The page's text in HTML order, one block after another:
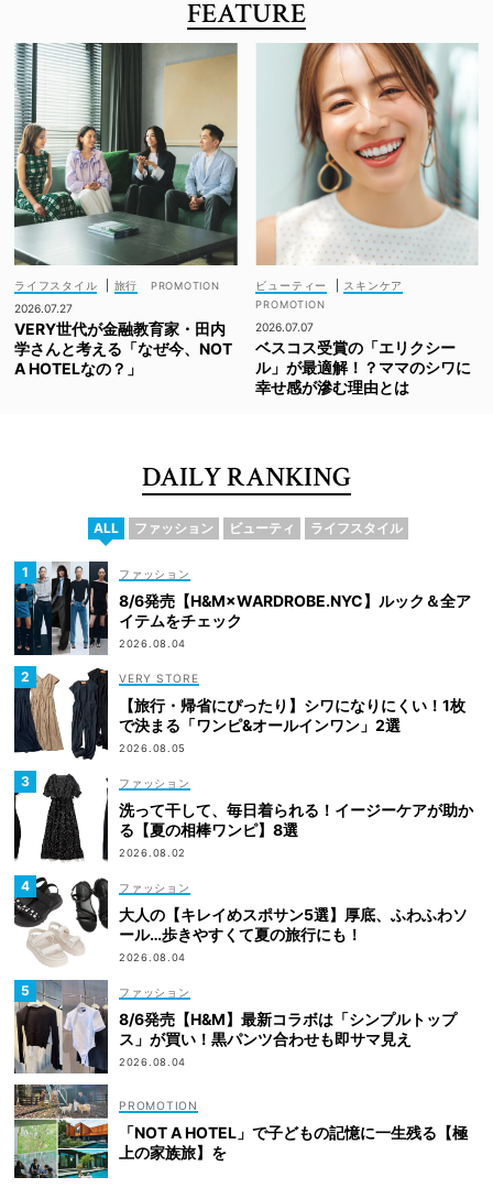
FEATURE
ライフスタイル
旅行
2026.07.27
VERY世代が金融教育家・田内
学さんと考える「なぜ今、NOT
A HOTELなの？」
ビューティー スキンケア
2026.07.07
ベスコス受賞の「エリクシー
ル」が最適解！？ママのシワに
幸せ感が滲む理由とは
DAILY RANKING
ALL ファッション ビューティ ライフスタイル
ファッション
8/6発売【H&M×WARDROBE.NYC】ルック＆全ア
イテムをチェック
2026.08.04
VERY STORE
【旅行・帰省にぴったり】シワになりにくい！1枚
で決まる「ワンピ&オールインワン」2選
2026.08.05
ファッション
洗って干して、毎日着られる！イージーケアが助か
る【夏の相棒ワンピ】8選
2026.08.02
ファッション
大人の【キレイめスポサン5選】厚底、ふわふわソ
ール…歩きやすくて夏の旅行にも！
2026.08.04
ファッション
8/6発売【H&M】最新コラボは「シンプルトップ
ス」が買い！黒パンツ合わせも即サマ見え
2026.08.04
「NOT A HOTEL」で子どもの記憶に一生残る【極
上の家族旅】を